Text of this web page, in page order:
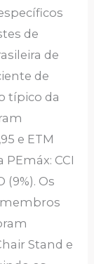
de
de
de
típico da
e ETM
PEmáx: CCI
(9%). Os
Stand e